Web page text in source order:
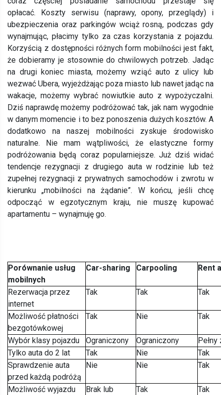
opłacać. Koszty serwisu (naprawy, opony, przeglądy) i
ubezpieczenia oraz parkingów wciąż rosną, podczas gdy
wynajmując, płacimy tylko za czas korzystania z pojazdu.
Korzyścią z dostępności różnych form mobilności jest fakt,
że dobieramy je stosownie do chwilowych potrzeb. Jadąc
na drugi koniec miasta, możemy wziąć auto z ulicy lub
wezwać Ubera, wyjeżdżając poza miasto lub nawet jadąc na
wakacje, możemy wybrać nowiutkie auto z wypożyczalni.
Dziś naprawdę możemy podróżować tak, jak nam wygodnie
w danym momencie i to bez ponoszenia dużych kosztów. A
dodatkowo na naszej mobilności zyskuje środowisko
naturalne. Nie mam wątpliwości, że elastyczne formy
podróżowania będą coraz popularniejsze. Już dziś widać
tendencje rezygnacji z drugiego auta w rodzinie lub też
zupełnej rezygnacji z prywatnych samochodów i zwrotu w
kierunku „mobilności na żądanie”. W końcu, jeśli chcę
odpocząć w egzotycznym kraju, nie muszę kupować
apartamentu – wynajmuję go.
Porównanie usług
mobilnych
Car-sharing Carpooling Rent
Rezerwacja przez
internet
Tak Tak Tak
Możliwość płatności
bezgotówkowej
Tak Nie Tak
Wybór klasy pojazdu Ograniczony Ograniczony
Tylko auta do 2 lat
Tak Nie
Tak
Sprawdzenie auta
przed każdą podróżą
Nie Nie Tak
Możliwość wyjazdu
Brak lub
Tak Tak